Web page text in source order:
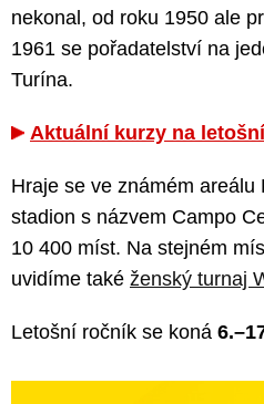
nekonal, od roku 1950 ale
1961 se pořadatelství na
Turína.
Aktuální kurzy na
Hraje se ve známém
stadion s názvem Campo
10 400 míst. Na stejném
uvidíme také ženský turnaj
Letošní ročník se koná